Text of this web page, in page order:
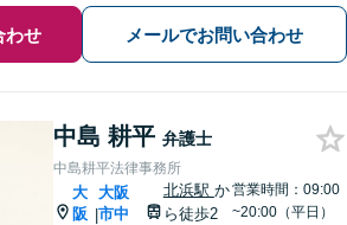
わせ メールでお問い合わせ
中島 耕平 弁護士
中島耕平法律事務所
大
阪 |
大阪
市中
北浜駅 か
ら徒歩2
営業時間：09:00
~20:00（平日）